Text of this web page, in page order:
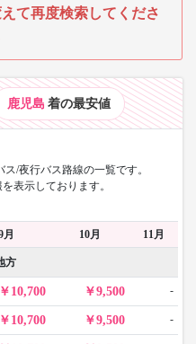
て再度検索してくださ
鹿児島 着の最安値
/夜行バス路線の一覧です。
表示しております。
月 10月 11月
方
10,700 9,500 -
10,700 9,500 -